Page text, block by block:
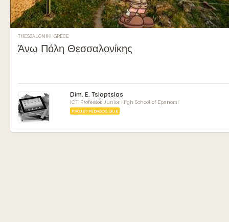
THESSALONIKI, GRÈCE
Άνω Πόλη Θεσσαλονίκης
Dim. E. Tsioptsias
ICT Professor, Junior High School of Epanomi
PROJET PÉDAGOGIQUE